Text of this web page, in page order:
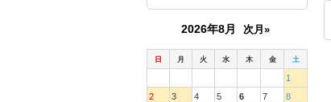
2026年8月 次月»
日 月 火 水 木 金 土
1
2
3 4 5 6 7
8